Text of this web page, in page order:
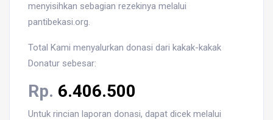
menyisihkan sebagian rezekinya melalui
pantibekasi.org.
Total Kami menyalurkan donasi dari kakak-kakak
Donatur sebesar:
Rp. 6.406.500
Untuk rincian laporan donasi, dapat dicek melalui